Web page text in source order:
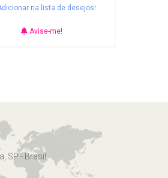
na lista de desejos!
Avise-me!
SP - Brasil